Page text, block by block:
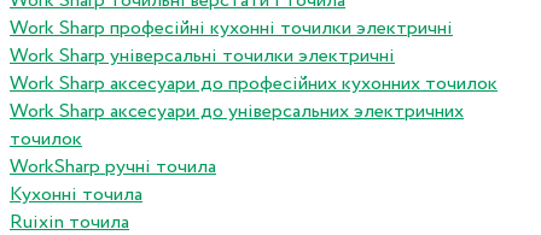
Work Sharp професiйнi кухоннi точилки электричнi
Work Sharp унiверсальнi точилки электричнi
Work Sharp аксесуари до професiйних кухонних точилок
Work Sharp аксесуари до унiверсальних электричних
точилок
WorkSharp ручні точила
Кухонні точила
Ruixin точила